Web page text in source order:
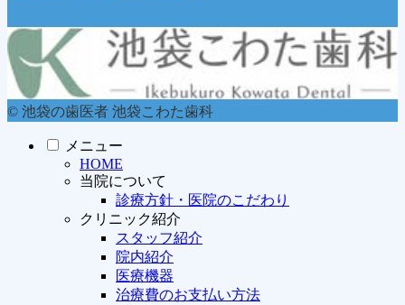
© 池袋の歯医者 池袋こわた歯科
メニュー
HOME
当院について
診療方針・医院のこだわり
クリニック紹介
スタッフ紹介
院内紹介
医療機器
治療費のお支払い方法